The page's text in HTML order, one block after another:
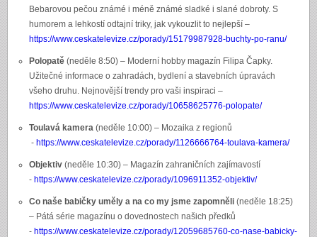
Bebarovou pečou známé i méně známé sladké i slané dobroty. S
humorem a lehkostí odtajní triky, jak vykouzlit to nejlepší –
https://www.ceskatelevize.cz/porady/15179987928-buchty-po-ranu/
Polopatě (neděle 8:50) – Moderní hobby magazín Filipa Čapky.
Užitečné informace o zahradách, bydlení a stavebních úpravách
všeho druhu. Nejnovější trendy pro vaši inspiraci –
https://www.ceskatelevize.cz/porady/10658625776-polopate/
Toulavá kamera (neděle 10:00) – Mozaika z regionů
- https://www.ceskatelevize.cz/porady/1126666764-toulava-kamera/
Objektiv (neděle 10:30) – Magazín zahraničních zajímavostí
- https://www.ceskatelevize.cz/porady/1096911352-objektiv/
Co naše babičky uměly a na co my jsme zapomněli (neděle 18:25)
– Pátá série magazínu o dovednostech našich předků
- https://www.ceskatelevize.cz/porady/12059685760-co-nase-babicky-